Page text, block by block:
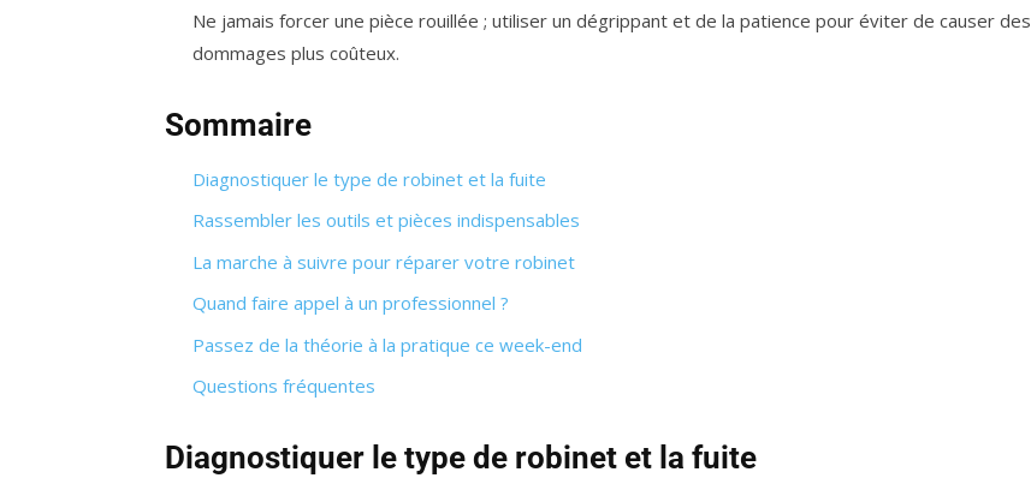
Ne jamais forcer une pièce rouillée ; utiliser un dégrippant et de la patience pour éviter de causer des
dommages plus coûteux.
Sommaire
Diagnostiquer le type de robinet et la fuite
Rassembler les outils et pièces indispensables
La marche à suivre pour réparer votre robinet
Quand faire appel à un professionnel ?
Passez de la théorie à la pratique ce week-end
Questions fréquentes
Diagnostiquer le type de robinet et la fuite